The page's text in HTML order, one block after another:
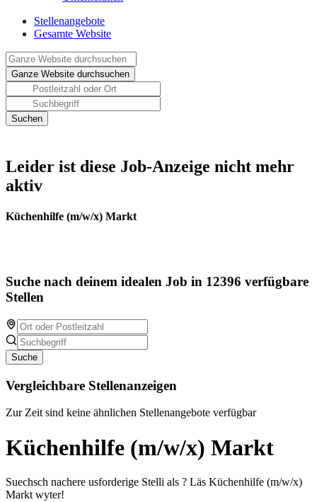
Stellenangebote
Gesamte Website
Leider ist diese Job-Anzeige nicht mehr
aktiv
Küchenhilfe (m/w/x) Markt
Suche nach deinem idealen Job in 12396 verfügbare
Stellen
Suche
Vergleichbare Stellenanzeigen
Zur Zeit sind keine ähnlichen Stellenangebote verfügbar
Küchenhilfe (m/w/x) Markt
Suechsch nachere usforderige Stelli als ? Läs Küchenhilfe (m/w/x)
Markt wyter!